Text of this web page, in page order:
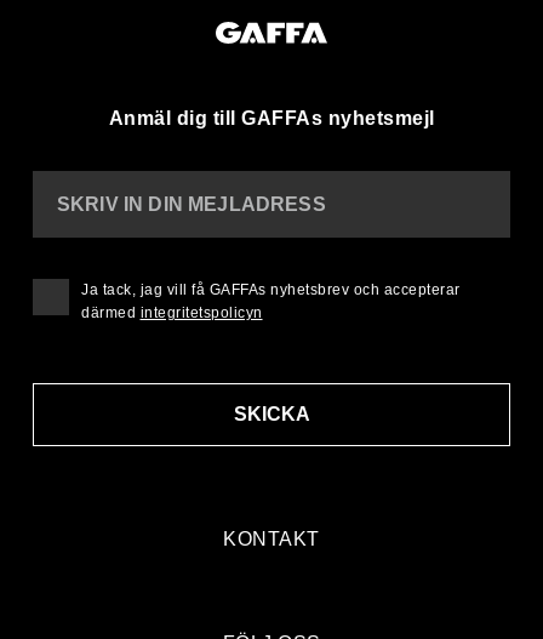
Anmäl dig till GAFFAs nyhetsmejl
KONTAKT
SKRIV IN DIN MEJLADRESS
SKICKA
Ja tack, jag vill få GAFFAs nyhetsbrev och accepterar
därmed integritetspolicyn